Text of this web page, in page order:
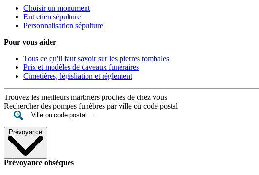
Choisir un monument
Entretien sépulture
Personnalisation sépulture
Pour vous aider
Tous ce qu'il faut savoir sur les pierres tombales
Prix et modèles de caveaux funéraires
Cimetières, législiation et réglement
Trouvez les meilleurs marbriers proches de chez vous
Rechercher des pompes funèbres par ville ou code postal
Prévoyance
Prévoyance obsèques